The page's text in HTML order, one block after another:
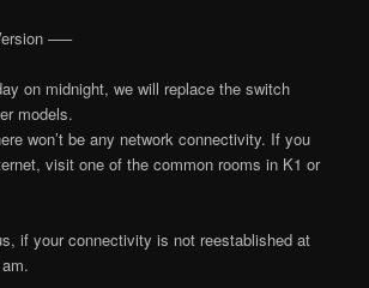
—–
on midnight, we will replace the switch
models.
won’t be any network connectivity. If you
visit one of the common rooms in K1 or
if your connectivity is not reestablished at